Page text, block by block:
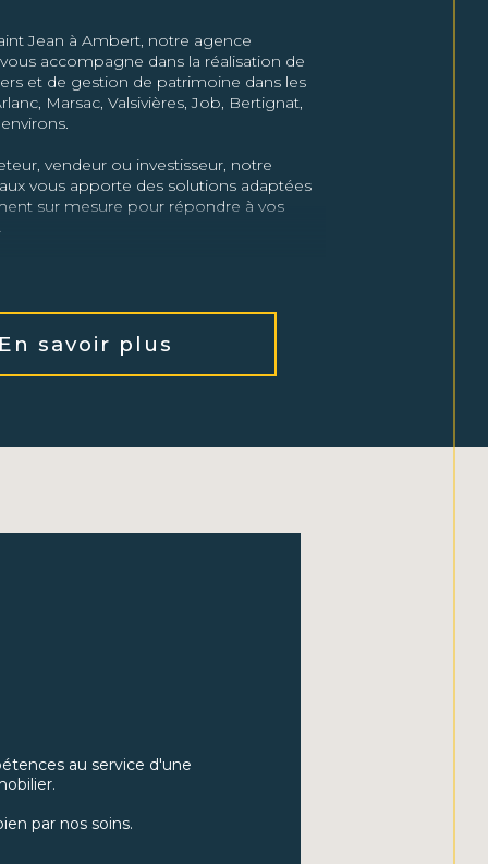
Jean à Ambert, notre agence
accompagne dans la réalisation de
et de gestion de patrimoine dans les
Marsac, Valsivières, Job, Bertignat,
vendeur ou investisseur, notre
vous apporte des solutions adaptées
sur mesure pour répondre à vos
vous offrant une expertise locale et un
conditions de financement pour vos
du marché local : Grâce à notre
connaissons parfaitement les
et les communes voisines, pour
précis et adaptés.
En savoir plus
au service d'une
par nos soins.